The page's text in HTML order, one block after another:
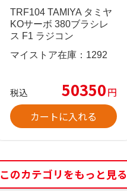
TRF104 TAMIYA タミヤ
KOサーボ 380ブラシレ
ス F1 ラジコン
マイストア在庫： 1292
税込 50350円
カートに入れる
このカテゴリをもっと見る